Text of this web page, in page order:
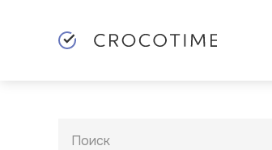
Поиск